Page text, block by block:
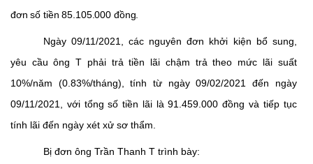
đơn số tiền 85.105.000 đồng
Ngày 09/11/2021, các nguyên đơn khởi kiện bổ sung,
yêu cầu ông T phải trả tiền lãi chậm trả theo mức lãi suất
10%/năm (0.83%/tháng), tính từ ngày 09/02/2021 đến ngày
09/11/2021, với tổng số tiền lãi là 91.459.000 đồng và tiếp tục
tính lãi đến ngày xét xử sơ thẩm.
Bị đơn ông Trần Thanh T trình bày: